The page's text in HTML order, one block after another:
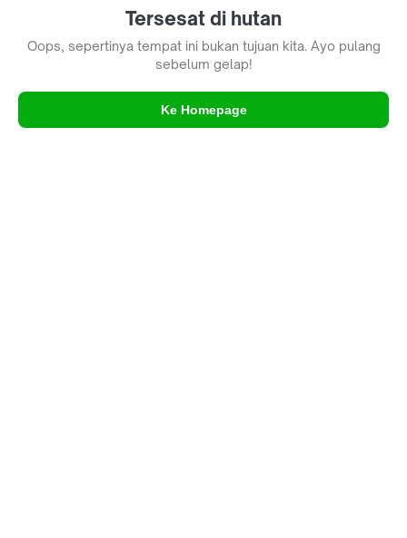
Tersesat di hutan
Oops, sepertinya tempat ini bukan tujuan kita. Ayo pulang
sebelum gelap!
Ke Homepage